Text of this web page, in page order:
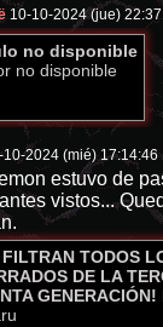
10-10-2024 (jue)
no disponible
no disponible
10-2024 (mié) 17:14:46
estuvo de
vistos...
FILTRAN TODOS
DE LA